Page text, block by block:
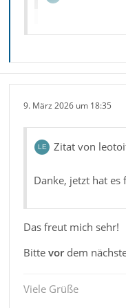
Ordner
Das ist
Ausführen ->
Ordner "
Ausführen ->
Wurde das
Erst jetzt
9. März 2026 um 18:35
Zitat von
Danke, jetzt hat
Das freut mich sehr!
Bitte vordem
Viele Grüße